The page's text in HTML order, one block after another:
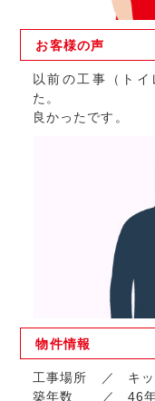
お客様の声
以前の工事（ト
た。
良かったです。
物件情報
工事場所
キ
築年数
46